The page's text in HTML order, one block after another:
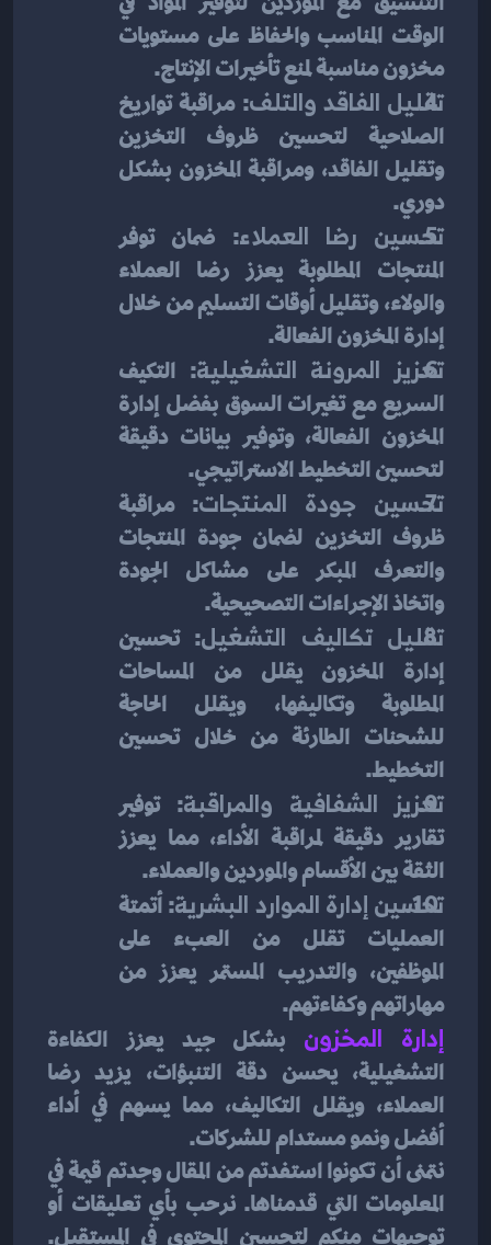
مخزون مناسبة لمنع تأخيرات الإنتاج.
تقليل الفاقد والتلف
دوري.
تحسين رضا العملاء : ضمان توفر
إدارة المخزون الفعالة.
تعزيز المرونة التشغيلية
المخزون الفعالة، وتوفير بيانات دقيقة
لتحسين التخطيط الاستراتيجي.
تحسين جودة المنتجات : مراقبة
واتخاذ الإجراءات التصحيحية.
تقليل تكاليف التشغيل
المطلوبة وتكاليفها، ويقلل الحاجة
التخطيط.
تعزيز الشفافية والمراقبة : توفير
تقارير دقيقة لمراقبة الأداء، مما يعزز
الثقة بين الأقسام والموردين والعملاء.
تحسين إدارة الموارد البشرية : أتمتة
مهاراتهم وكفاءتهم.
إدارة المخزون
أفضل ونمو مستدام للشركات.